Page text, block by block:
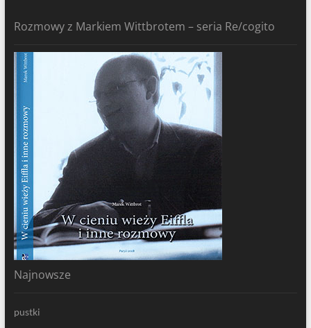
Rozmowy z Markiem Wittbrotem – seria Re/cogito
Najnowsze
pustki